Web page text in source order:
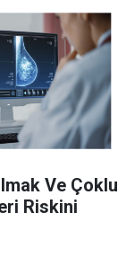
Ve Çoklu
Riskini